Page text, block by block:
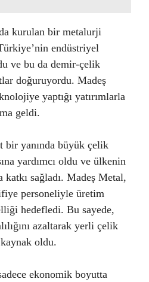
kurulan bir metalurji
endüstriyel
ve bu da demir-çelik
doğuruyordu. Madeş
yaptığı yatırımlarla
geldi.
bir yanında büyük çelik
yardımcı oldu ve ülkenin
katkı sağladı. Madeş Metal,
personeliyle üretim
hedefledi. Bu sayede,
azaltarak yerli çelik
oldu.
ekonomik boyutta